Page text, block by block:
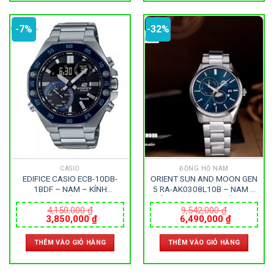
-7%
CASIO
EDIFICE CASIO ECB-10DB-
1BDF – NAM – KÍNH
PIN – SIZE 45.5MM – MÁY
NHẬT
4,150,000₫
Giá
gốc
là:
4,150,000 ₫.
3,850,000₫Giá
hiện
tại
là:
3,850,000 ₫.
THÊM VÀO GIỎ HÀNG
-32%
ĐỒNG HỒ NAM
ORIENT SUN AND MOON GEN
5 RA-AK0308L10B – NAM –
LOẠI – AUTOMATIC – SIZE
41.5MM – MÁY NHẬT
9,542,000₫
Giá
gốc
là:
9,542,000 ₫.
6,490,000₫Giá
hiện
tại
là:
THÊM VÀO GIỎ HÀNG